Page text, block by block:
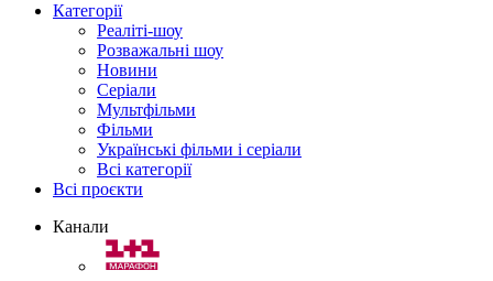
Категорії
Реаліті-шоу
Розважальні шоу
Новини
Серіали
Мультфільми
Фільми
Українські фільми і серіали
Всі категорії
Всі проєкти
Канали